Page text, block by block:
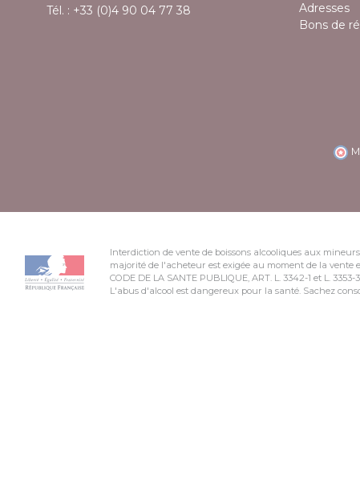
Tél. : +33 (0)4 90 04 77 38
Adresses
Bons de
Interdiction de vente de boissons alcooliques aux
majorité de l'acheteur est exigée au moment de la vente
CODE DE LA SANTE PUBLIQUE, ART. L. 3342-1 et L. 3353-3
L'abus d'alcool est dangereux pour la santé. Sachez